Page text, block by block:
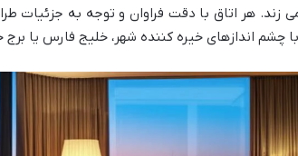
زند. هر اتاق با دقت فراوان و توجه به جزئیات
چشم اندازهای خیره کننده شهر، خلیج فارس یا برج